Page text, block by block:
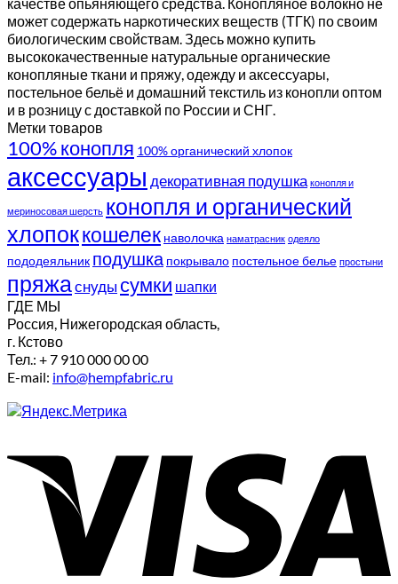
может содержать наркотических веществ (ТГК) по своим
биологическим свойствам. Здесь можно купить
высококачественные натуральные органические
конопляные ткани и пряжу, одежду и аксессуары,
постельное бельё и домашний текстиль из конопли оптом
и в розницу с доставкой по России и СНГ.
Метки товаров
100% конопля 100% органический хлопок
аксессуары декоративная подушка конопля и
мериносовая шерсть конопля и органический
хлопоккошелек наволочка наматрасник одеяло
пододеяльник подушка покрывало постельное белье простыни
пряжаснуды сумки шапки
ГДЕ МЫ
Россия, Нижегородская область,
г. Кстово
Тел.: + 7 910 000 00 00
E-mail: info@hempfabric.ru